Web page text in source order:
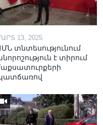
13, 2025
տնտեսությունում
է տիրում